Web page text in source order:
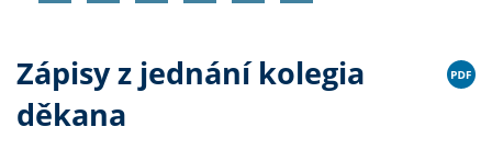
Zápisy z jednání kolegia
děkana